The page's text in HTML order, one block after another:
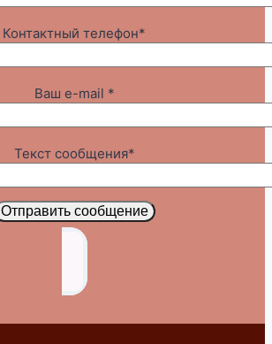
Контактный телефон*
Ваш e-mail *
Текст сообщения*
Отправить сообщение